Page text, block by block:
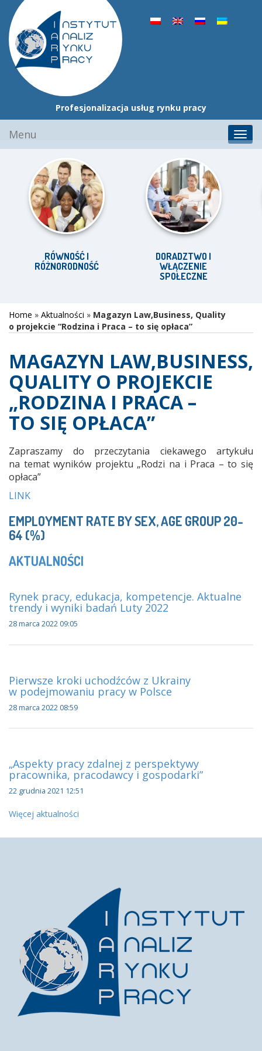
Profesjonalizacja usług rynku pracy
treści
Menu
RÓWNOŚĆ I
RÓŻNORODNOŚĆ
DORADZTWO I
WŁĄCZENIE
SPOŁECZNE
Home » Aktualności » Magazyn Law,Business, Quality
o projekcie “Rodzina i Praca – to się opłaca”
MAGAZYN LAW,BUSINESS,
QUALITY O PROJEKCIE
„RODZINA I PRACA –
TO SIĘ OPŁACA”
Zapraszamy do przeczytania ciekawego artykułu
na temat wyników projektu „Rodzi na i Praca – to się
opłaca”
LINK
EMPLOYMENT RATE BY SEX, AGE GROUP 20-
64 (%)
AKTUALNOŚCI
Rynek pracy, edukacja, kompetencje. Aktualne
trendy i wyniki badań Luty 2022
28 marca 2022 09:05
Pierwsze kroki uchodźców z Ukrainy
w podejmowaniu pracy w Polsce
28 marca 2022 08:59
„Aspekty pracy zdalnej z perspektywy
pracownika, pracodawcy i gospodarki”
22 grudnia 2021 12:51
Więcej aktualności